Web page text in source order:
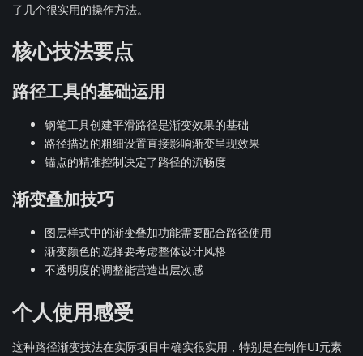
了几个很实用的操作方法。
核心技法要点
路径工具的基础运用
钢笔工具创建平滑路径是渐变效果的基础
路径描边的粗细设置直接影响渐变呈现效果
锚点的精准控制决定了路径的流畅度
渐变叠加技巧
图层样式中的渐变叠加功能需要配合路径使用
渐变颜色的选择要考虑整体设计风格
不透明度的调整能营造出层次感
个人使用感受
这种路径渐变技法在实际项目中确实很实用，特别是在制作UI元素